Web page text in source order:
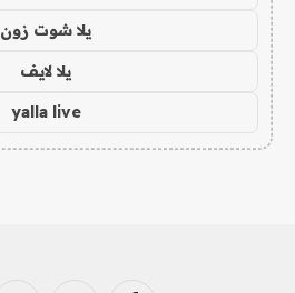
يلا شوت زون
يلا لايف
yalla live